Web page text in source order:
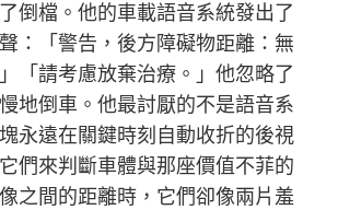
倒檔。他的車載語音系統發出了
：「警告，後方障礙物距離：無
「請考慮放棄治療。」他忽略了
地倒車。他最討厭的不是語音系
永遠在關鍵時刻自動收折的後視
們來判斷車體與那座價值不菲的
之間的距離時，它們卻像兩片羞